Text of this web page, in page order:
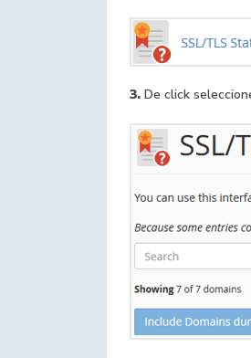
3. De click